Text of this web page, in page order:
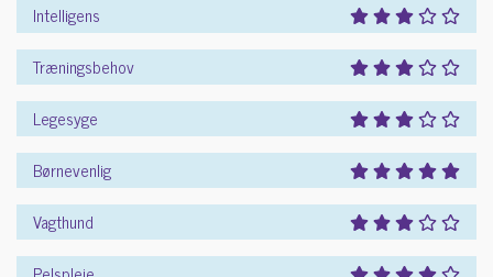
Intelligens
Træningsbehov
Legesyge
Børnevenlig
Vagthund